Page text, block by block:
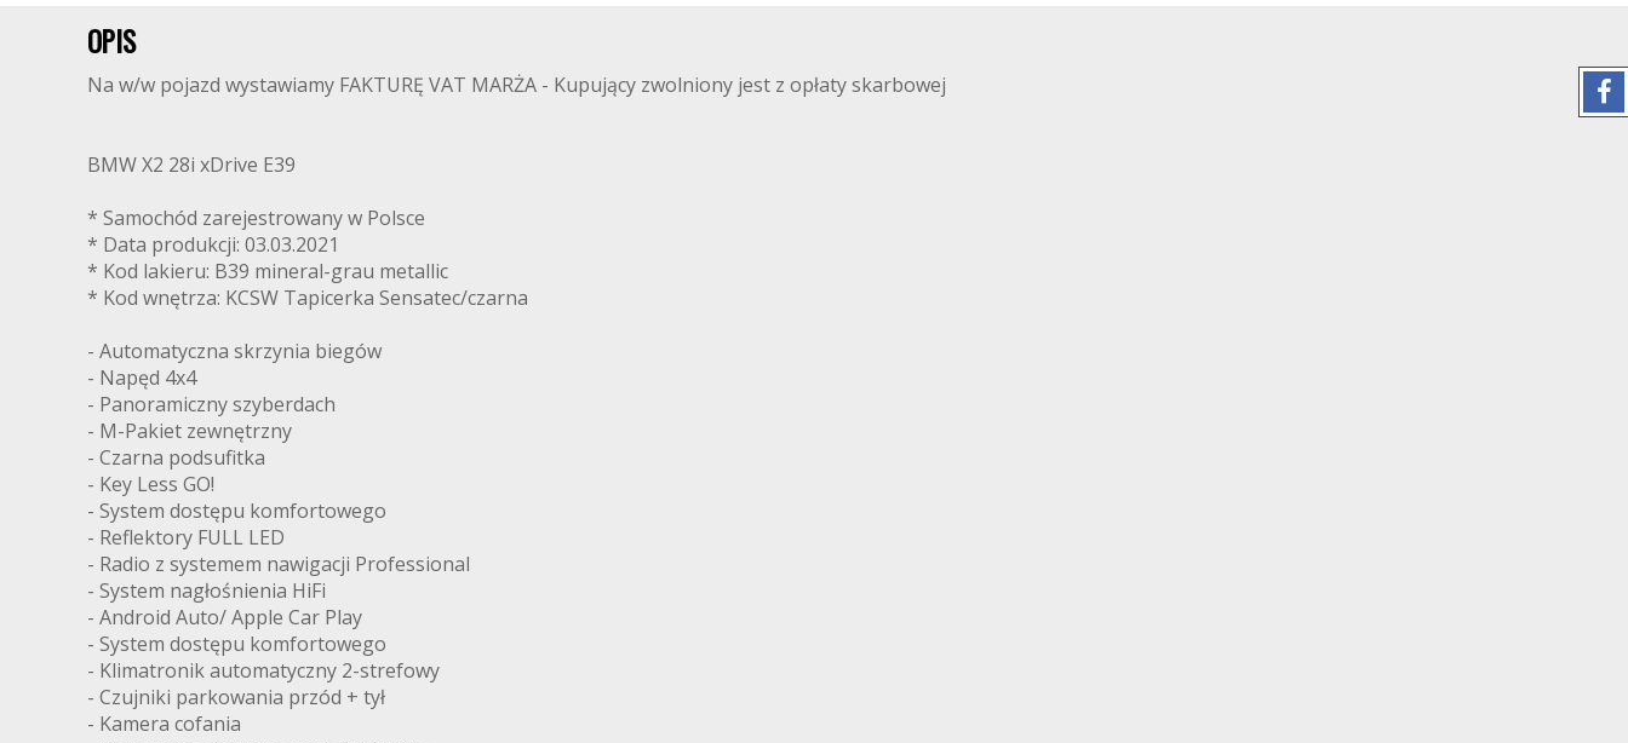
OPIS
Na w/w pojazd wystawiamy FAKTURĘ VAT MARŻA - Kupujący zwolniony jest z opłaty skarbowej
BMW X2 28i xDrive E39
* Samochód zarejestrowany w Polsce
* Data produkcji: 03.03.2021
* Kod lakieru: B39 mineral-grau metallic
* Kod wnętrza: KCSW Tapicerka Sensatec/czarna
- Automatyczna skrzynia biegów
- Napęd 4x4
- Panoramiczny szyberdach
- M-Pakiet zewnętrzny
- Czarna podsufitka
- Key Less GO!
- System dostępu komfortowego
- Reflektory FULL LED
- Radio z systemem nawigacji Professional
- System nagłośnienia HiFi
- Android Auto/ Apple Car Play
- System dostępu komfortowego
- Klimatronik automatyczny 2-strefowy
- Czujniki parkowania przód + tył
- Kamera cofania